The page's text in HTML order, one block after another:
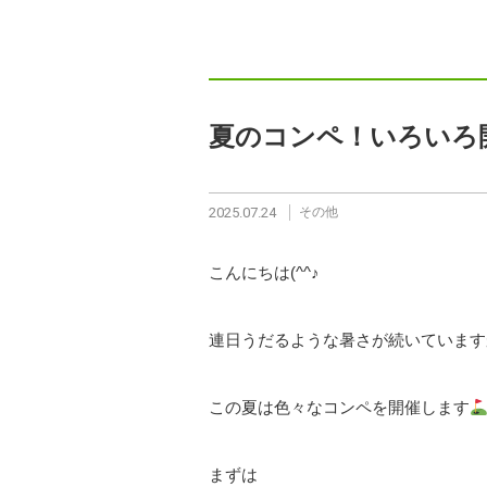
夏のコンペ！いろいろ
2025.07.24 その他
こんにちは(^^♪
連日うだるような暑さが続いています
この夏は色々なコンペを開催します
まずは